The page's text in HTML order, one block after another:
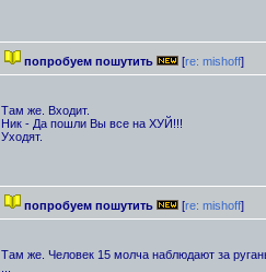
попробуем пошутить [re: mishoff]
Там же. Входит.
Ник - Да пошли Вы все на ХУЙ!!!
Уходят.
попробуем пошутить [re: mishoff]
Там же. Человек 15 молча наблюдают за